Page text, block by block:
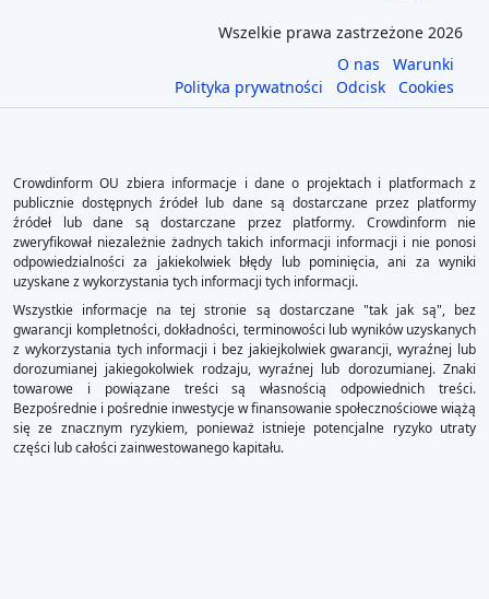
Wszelkie prawa zastrzeżone 2026
O nas
Warunki
Polityka prywatności
Odcisk Cookies
Crowdinform OU zbiera informacje i dane o projektach i platformach z
publicznie dostępnych źródeł lub dane są dostarczane przez platformy
źródeł lub dane są dostarczane przez platformy. Crowdinform nie
zweryfikował niezależnie żadnych takich informacji informacji i nie ponosi
odpowiedzialności za jakiekolwiek błędy lub pominięcia, ani za wyniki
uzyskane z wykorzystania tych informacji tych informacji.
Wszystkie informacje na tej stronie są dostarczane "tak jak są", bez
gwarancji kompletności, dokładności, terminowości lub wyników uzyskanych
z wykorzystania tych informacji i bez jakiejkolwiek gwarancji, wyraźnej lub
dorozumianej jakiegokolwiek rodzaju, wyraźnej lub dorozumianej. Znaki
towarowe i powiązane treści są własnością odpowiednich treści.
Bezpośrednie i pośrednie inwestycje w finansowanie społecznościowe wiążą
się ze znacznym ryzykiem, ponieważ istnieje potencjalne ryzyko utraty
części lub całości zainwestowanego kapitału.